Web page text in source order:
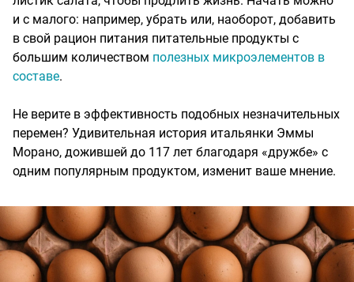
и с малого: например, убрать или, наоборот, добавить
в свой рацион питания питательные продукты с
большим количеством полезных микроэлементов в
составе.
Не верите в эффективность подобных незначительных
перемен? Удивительная история итальянки Эммы
Морано, дожившей до 117 лет благодаря «дружбе» с
одним популярным продуктом, изменит ваше мнение.